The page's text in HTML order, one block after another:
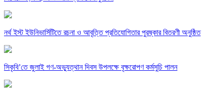
নর্থ ইস্ট ইউনিভার্সিটিতে রচনা ও আবৃত্তি প্রতিযোগিতার পুরষ্কার বিতরণী অনুষ্ঠিত
সিকৃবি’তে জুলাই গণ-অভ্যুত্থান দিবস উপলক্ষে বৃক্ষরোপণ কর্মসুচি পালন